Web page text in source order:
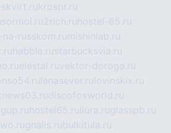
krospr.ru
sormol.ru2rich.ru hostel-65.ru
russkom.ru mishinlab.ru
habble.rustarbucksvia.ru
elestal.ruvektor-doroga.ru
lenasever.ru lovinskix.ru
discofoxworld.ru
hostel65.ru liura.ruglasspb.ru
gnalis.rubulkitula.ru